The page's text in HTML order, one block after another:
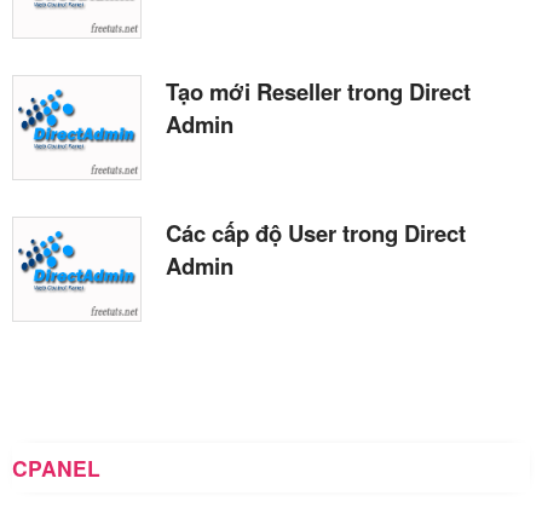
Tạo mới Reseller trong Direct
Admin
Các cấp độ User trong Direct
Admin
CPANEL